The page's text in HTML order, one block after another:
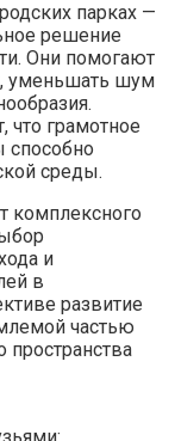
парках —
решение
Они помогают
уменьшать шум
грамотное
способно
среды.
комплексного
и
в
развитие
частью
пространства